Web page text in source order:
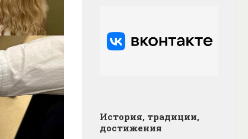
История, традиции,
достижения